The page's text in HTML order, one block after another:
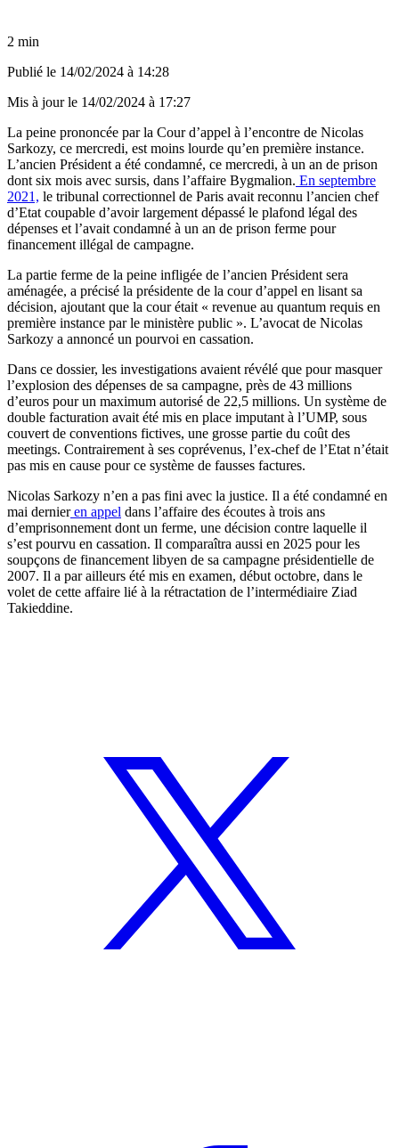
2 min
Publié le 14/02/2024 à 14:28
Mis à jour le 14/02/2024 à 17:27
La peine prononcée par la Cour d’appel à l’encontre de Nicolas
Sarkozy, ce mercredi, est moins lourde qu’en première instance.
L’ancien Président a été condamné, ce mercredi, à un an de prison
dont six mois avec sursis, dans l’affaire Bygmalion. En septembre
2021, le tribunal correctionnel de Paris avait reconnu l’ancien chef
d’Etat coupable d’avoir largement dépassé le plafond légal des
dépenses et l’avait condamné à un an de prison ferme pour
financement illégal de campagne.
La partie ferme de la peine infligée de l’ancien Président sera
aménagée, a précisé la présidente de la cour d’appel en lisant sa
décision, ajoutant que la cour était « revenue au quantum requis en
première instance par le ministère public ». L’avocat de Nicolas
Sarkozy a annoncé un pourvoi en cassation.
Dans ce dossier, les investigations avaient révélé que pour masquer
l’explosion des dépenses de sa campagne, près de 43 millions
d’euros pour un maximum autorisé de 22,5 millions. Un système de
double facturation avait été mis en place imputant à l’UMP, sous
couvert de conventions fictives, une grosse partie du coût des
meetings. Contrairement à ses coprévenus, l’ex-chef de l’Etat n’était
pas mis en cause pour ce système de fausses factures.
Nicolas Sarkozy n’en a pas fini avec la justice. Il a été condamné en
mai dernieren appel dans l’affaire des écoutes à trois ans
d’emprisonnement dont un ferme, une décision contre laquelle il
s’est pourvu en cassation. Il comparaîtra aussi en 2025 pour les
soupçons de financement libyen de sa campagne présidentielle de
2007. Il a par ailleurs été mis en examen, début octobre, dans le
volet de cette affaire lié à la rétractation de l’intermédiaire Ziad
Takieddine.